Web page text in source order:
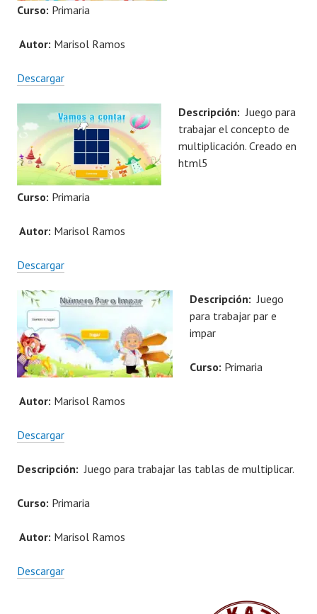
Curso: Primaria
Autor: Marisol Ramos
Descargar
Descripción: Juego para
trabajar el concepto de
multiplicación. Creado en
html5
Curso: Primaria
Autor: Marisol Ramos
Descargar
Descripción: Juego
para trabajar par e
impar
Curso: Primaria
Autor: Marisol Ramos
Descargar
Descripción: Juego para trabajar las tablas de multiplicar.
Curso: Primaria
Autor: Marisol Ramos
Descargar